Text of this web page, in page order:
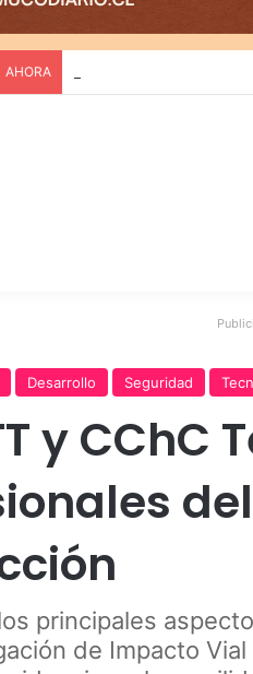
AHORA
Desarrollo Seguridad
y CChC
principales
de Impacto